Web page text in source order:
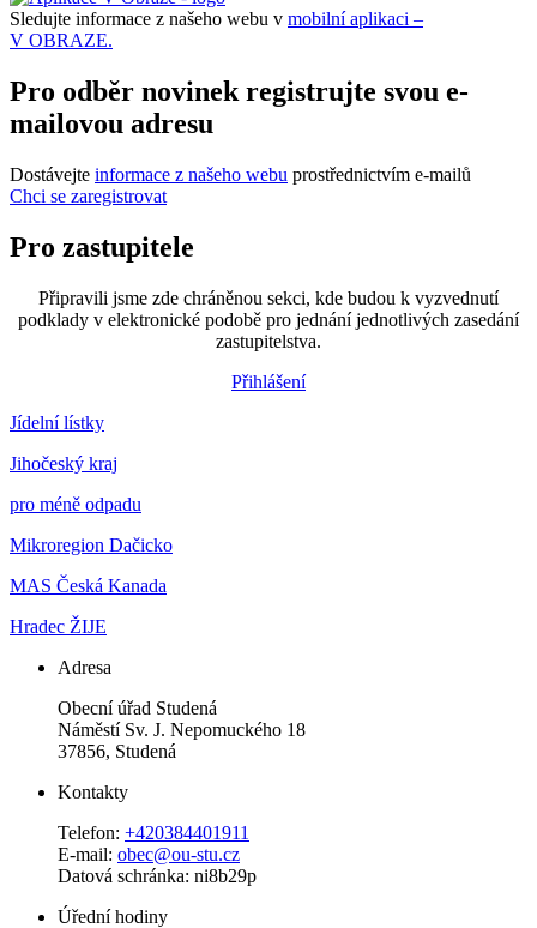
Sledujte informace z našeho webu v mobilní aplikaci –
V OBRAZE.
Pro odběr novinek registrujte svou e-
mailovou adresu
Dostávejte informace z našeho webu prostřednictvím e-mailů
Chci se zaregistrovat
Pro zastupitele
Připravili jsme zde chráněnou sekci, kde budou k vyzvednutí
podklady v elektronické podobě pro jednání jednotlivých zasedání
zastupitelstva.
Přihlášení
Jídelní lístky
Jihočeský kraj
pro méně odpadu
Mikroregion Dačicko
MAS Česká Kanada
Hradec ŽIJE
Adresa
Obecní úřad Studená
Náměstí Sv. J. Nepomuckého 18
37856, Studená
Kontakty
Telefon: +420384401911
E-mail: obec@ou-stu.cz
Datová schránka: ni8b29p
Úřední hodiny